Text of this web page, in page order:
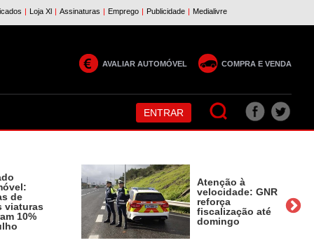
AVALIAR AUTOMÓVEL COMPRA E VENDA
ENTRAR
de
viaturas
10%
Atenção à
velocidade: GNR
reforça
fiscalização até
domingo